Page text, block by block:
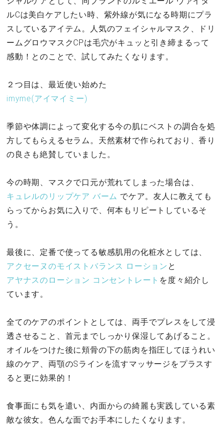
ルCは美白ケアしたい時、紫外線が気になる時期にプラ
スしているアイテム。人気のフェイシャルマスク、ドリ
ームグロウマスクCPは毛穴がキュッと引き締まるって
感動！とのことで、試してみたくなります。
２つ目は、最近使い始めた
imyme(アイマイミー)
季節や体調によって変化する今の肌にベストの調合を処
方してもらえるセラム。天然素材で作られており、香り
の良さも絶賛していました。
今の時期、マスクで口元が荒れてしまった場合は、
キュレルのリップケア バーム でケア。友人に教えても
らってからお気に入りで、何本もリピートしているそ
う。
最後に、定番で使ってる敏感肌用の化粧水としては、
アクセーヌのモイストバランス ローション と
アヤナスのローション コンセントレート を度々紹介し
ています。
全てのケアのポイントとしては、両手でプレスをして浸
透させること、首元までしっかり保湿してあげること。
オイルをつけた後に頬骨の下の筋肉を指圧してほうれい
線のケア、両顎のSラインを流すマッサージをプラスす
ると更に効果的！
食事面にも気を遣い、内面からの綺麗も実践している素
敵な彼女。色んな面でお手本にしたくなります。